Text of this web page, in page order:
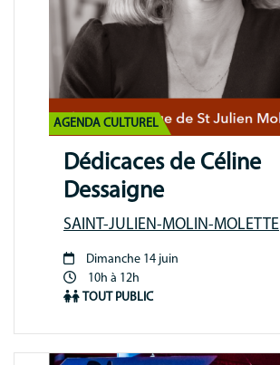
AGENDA CULTUREL
Dédicaces de Céline
Dessaigne
SAINT-JULIEN-MOLIN-MOLETTE
Période
animation
Dimanche 14 juin
10h à 12h
TOUT PUBLIC